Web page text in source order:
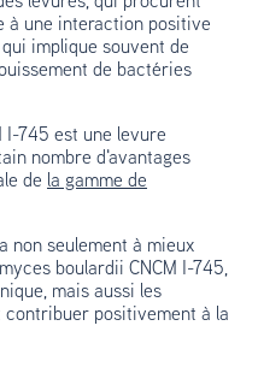
à une interaction positive
implique souvent de
de bactéries
I-745 est une levure
nombre d'avantages
de la gamme de
non seulement à mieux
boulardii CNCM I-745,
mais aussi les
positivement à la